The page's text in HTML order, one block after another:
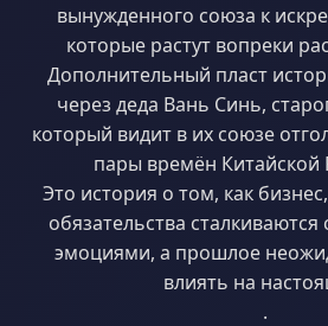
вынужденного союза к
которые растут вопреки
Дополнительный пласт
через деда Вань Синь,
который видит в их союзе
пары времён Китайской
Это история о том, как
обязательства
эмоциями, а прошлое
влиять на
.